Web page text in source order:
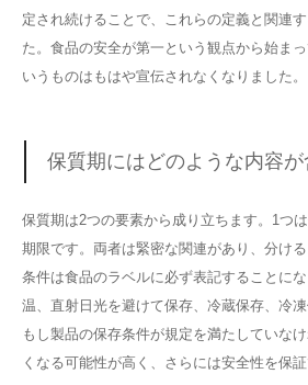
定され続けることで、これらの定義と関連
た。食品の安全が第一という観点から始ま
いうものはもはや宣伝されなくなりました
保質期にはどのような内容
保質期は2つの要素から成り立ちます。1つ
期限です。両者は緊密な関連があり、分け
条件は食品のラベルに必ず表記することに
温、直射日光を避けて保存、冷蔵保存、冷凍
もし製品の保存条件が規定を満たしていな
くなる可能性が高く、さらには安全性を保